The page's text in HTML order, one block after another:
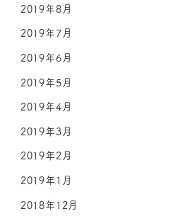
2019年8月
2019年7月
2019年6月
2019年5月
2019年4月
2019年3月
2019年2月
2019年1月
2018年12月